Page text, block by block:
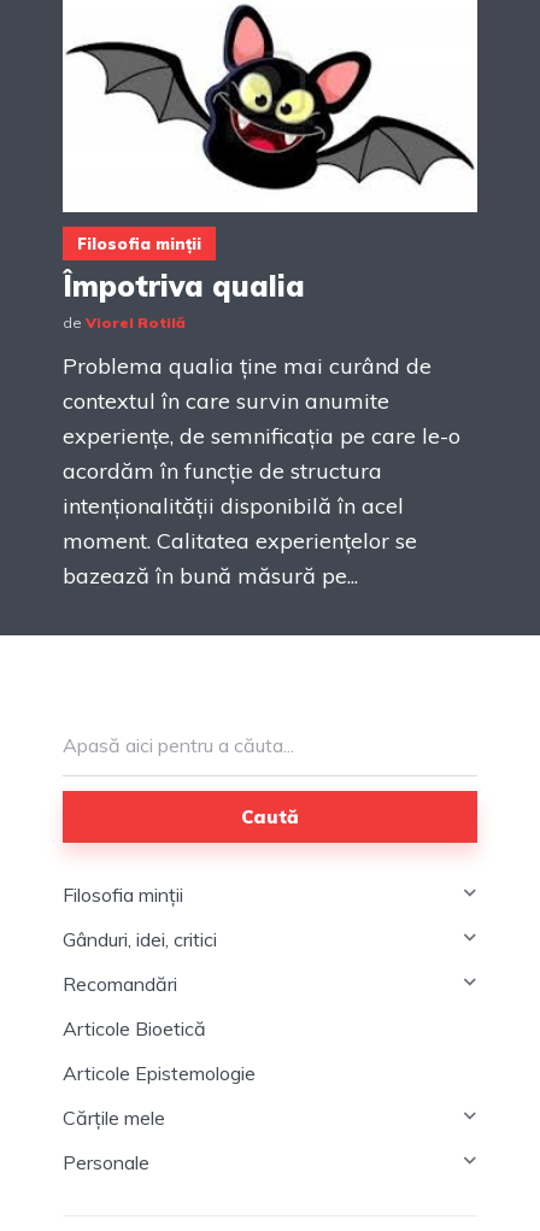
Filosofia minții
Împotriva qualia
de Viorel Rotilă
Problema qualia ține mai curând de
contextul în care survin anumite
experiențe, de semnificația pe care le-o
acordăm în funcție de structura
intenționalității disponibilă în acel
moment. Calitatea experiențelor se
bazează în bună măsură pe...
Caută
Filosofia minții
Gânduri, idei, critici
Recomandări
Articole Bioetică
Articole Epistemologie
Cărțile mele
Personale